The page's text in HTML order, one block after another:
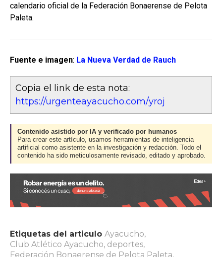
calendario oficial de la Federación Bonaerense de Pelota
Paleta.
Fuente e imagen: La Nueva Verdad de Rauch
Copia el link de esta nota:
https://urgenteayacucho.com/yroj
Contenido asistido por IA y verificado por humanos
Para crear este artículo, usamos herramientas de inteligencia
artificial como asistente en la investigación y redacción. Todo el
contenido ha sido meticulosamente revisado, editado y aprobado.
Etiquetas del articulo Ayacucho,
Club Atlético Ayacucho, deportes,
Federación Bonaerense de Pelota Paleta,